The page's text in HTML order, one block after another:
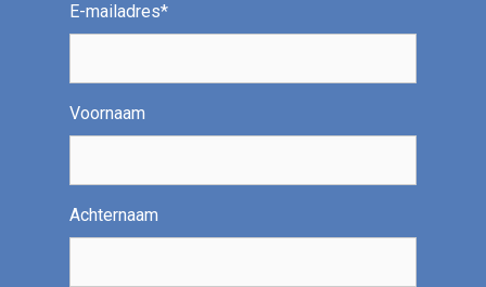
E-mailadres*
Voornaam
Achternaam